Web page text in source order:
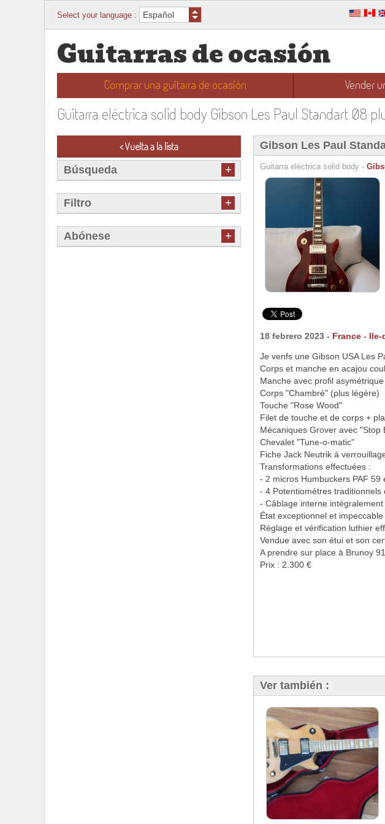
Select your language :
Guitarras de ocasión
Comprar una guitarra de ocasión Vender
Guitarra eléctrica solid body Gibson Les Paul Standart 08
< Vuelta a la lista
Búsqueda
+
Filtro +
Abónese +
Gibson Les Paul
Guitarra eléctrica solid body -
18 febrero 2023 - France - Ile-
Je venfs une Gibson USA Les
Corps et manche en acajou
Manche avec profil asymétrique
Corps "Chambré" (plus légère)
Touche "Rose Wood"
Filet de touche et de corps +
Mécaniques Grover avec "Stop
Chevalet "Tune-o-matic"
Fiche Jack Neutrik à
Transformations effectuées :
- 2 micros Humbuckers PAF
- 4 Potentiomètres
- Câblage interne
État exceptionnel et
Réglage et vérification luthier
Vendue avec son étui et son
A prendre sur place à Brunoy 91
Prix : 2.300 €
Ver también :